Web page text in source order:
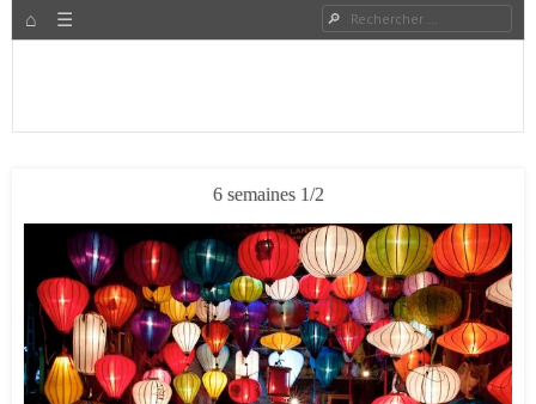
HOME Rechercher
6 semaines 1/2